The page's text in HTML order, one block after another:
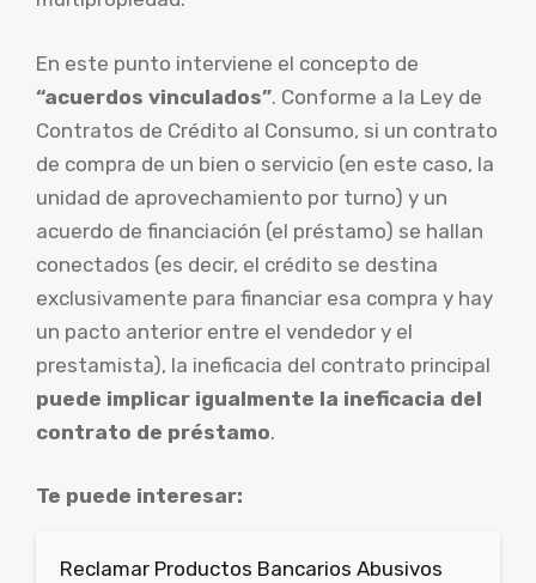
En este punto interviene el concepto de
“acuerdos vinculados”. Conforme a la Ley de
Contratos de Crédito al Consumo, si un contrato
de compra de un bien o servicio (en este caso, la
unidad de aprovechamiento por turno) y un
acuerdo de financiación (el préstamo) se hallan
conectados (es decir, el crédito se destina
exclusivamente para financiar esa compra y hay
un pacto anterior entre el vendedor y el
prestamista), la ineficacia del contrato principal
puede implicar igualmente la ineficacia del
contrato de préstamo.
Te puede interesar:
Reclamar Productos Bancarios Abusivos